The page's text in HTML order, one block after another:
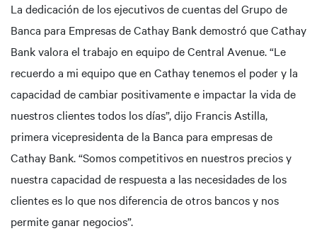
La dedicación de los ejecutivos de cuentas del Grupo de
Banca para Empresas de Cathay Bank demostró que Cathay
Bank valora el trabajo en equipo de Central Avenue. “Le
recuerdo a mi equipo que en Cathay tenemos el poder y la
capacidad de cambiar positivamente e impactar la vida de
nuestros clientes todos los días”, dijo Francis Astilla,
primera vicepresidenta de la Banca para empresas de
Cathay Bank. “Somos competitivos en nuestros precios y
nuestra capacidad de respuesta a las necesidades de los
clientes es lo que nos diferencia de otros bancos y nos
permite ganar negocios”.